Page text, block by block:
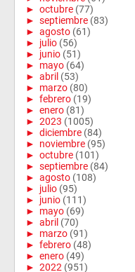
► octubre (77)
► septiembre (83)
► agosto (61)
► julio (56)
► junio (51)
► mayo (64)
► abril (53)
► marzo (80)
► febrero (19)
► enero (81)
► 2023 (1005)
► diciembre (84)
► noviembre (95)
► octubre (101)
► septiembre (84)
► agosto (108)
► julio (95)
► junio (111)
► mayo (69)
► abril (70)
► marzo (91)
► febrero (48)
► enero (49)
► 2022 (951)